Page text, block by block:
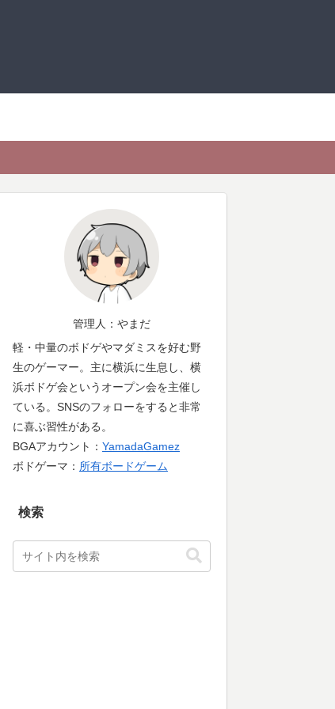
管理人：やまだ
軽・中量のボドゲやマダミスを好む野
生のゲーマー。主に横浜に生息し、横
浜ボドゲ会というオープン会を主催し
ている。SNSのフォローをすると非常
に喜ぶ習性がある。
BGAアカウント： YamadaGamez
ボドゲーマ： 所有ボードゲーム
検索